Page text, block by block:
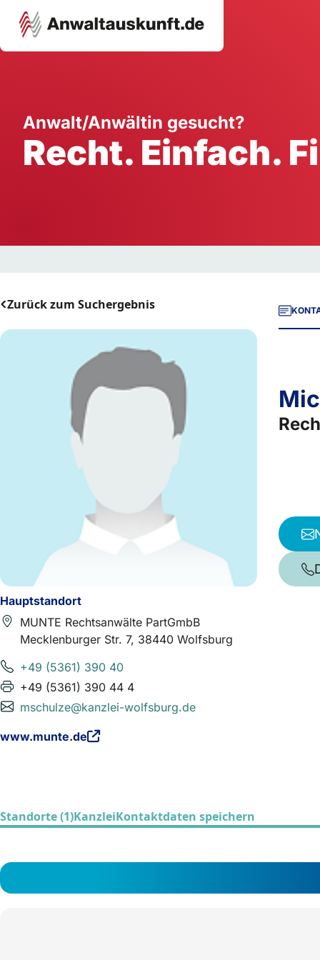
Ausbildung
Handwerk
Dienstleistung
Anwalt/Anwältin gesucht?
Recht. Einfach.
Zurück zum Suchergebnis
Hauptstandort
MUNTE Rechtsanwälte PartGmbB
Mecklenburger Str. 7, 38440 Wolfsburg
+49 (5361) 390 40
+49 (5361) 390 44 4
mschulze@kanzlei-wolfsburg.de
www.munte.de
Standorte (1)KanzleiKontaktdaten speichern